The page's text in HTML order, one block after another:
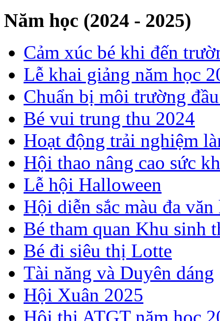
Năm học (2024 - 2025)
Cảm xúc bé khi đến
Lễ khai giảng năm học
Chuẩn bị môi trường
Bé vui trung thu 2024
Hoạt động trải nghiệm
Hội thao nâng cao sức
Lễ hội Halloween
Hội diễn sắc màu đa văn
Bé tham quan Khu sinh
Bé đi siêu thị Lotte
Tài năng và Duyên dáng
Hội Xuân 2025
Hội thi ATGT năm học